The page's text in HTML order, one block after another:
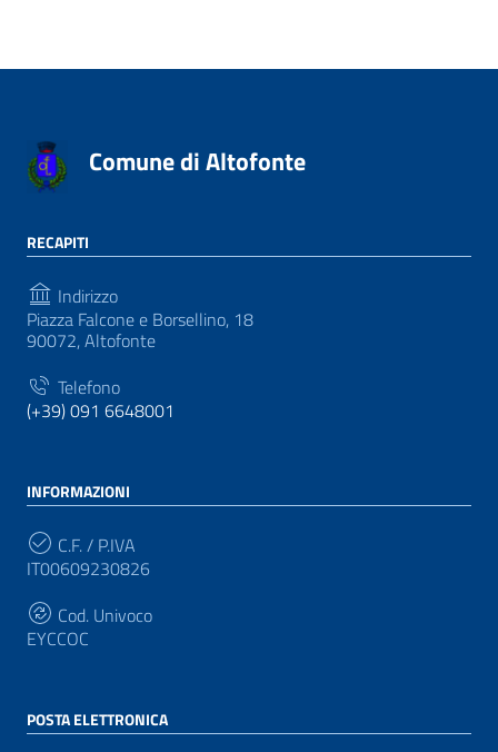
Comune di Altofonte
RECAPITI
Indirizzo
Piazza Falcone e Borsellino, 18
90072, Altofonte
Telefono
(+39) 091 6648001
INFORMAZIONI
C.F. / P.IVA
IT00609230826
Cod. Univoco
EYCCOC
POSTA ELETTRONICA